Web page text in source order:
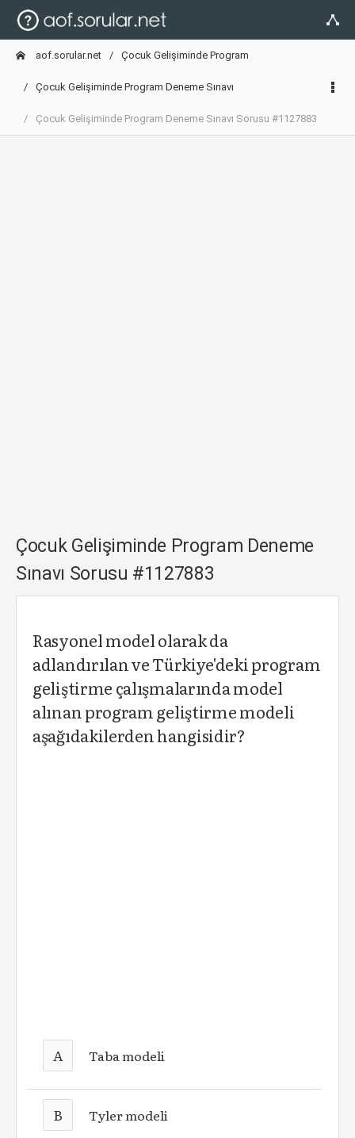
aof.sorular.net Çocuk Gelişiminde Program
Çocuk Gelişiminde Program Deneme Sınavı
Çocuk Gelişiminde Program Deneme Sınavı Sorusu #1127883
Çocuk Gelişiminde Program Deneme
Sınavı Sorusu #1127883
Rasyonel model olarak da
adlandırılan ve Türkiye'deki program
geliştirme çalışmalarında model
alınan program geliştirme modeli
aşağıdakilerden hangisidir?
A Taba modeli
B Tyler modeli